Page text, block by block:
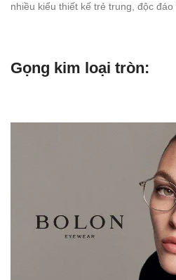
nhiều kiểu thiết kế trẻ trung, độc đáo
Gọng kim loại tròn: